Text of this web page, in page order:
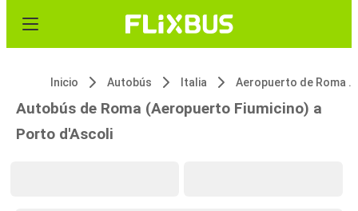
Inicio Autobús Italia Aeropuerto de Roma Fiumicino (FCO)
Autobús de Roma (Aeropuerto Fiumicino) a
Porto d'Ascoli